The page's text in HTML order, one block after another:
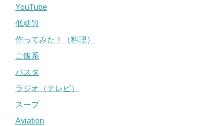
YouTube
低糖質
作ってみた！（料理）
ご飯系
パスタ
ラジオ（テレビ）
スープ
Aviation